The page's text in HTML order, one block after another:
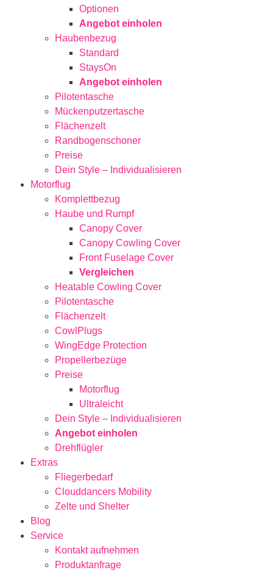
Optionen
Angebot einholen
Haubenbezug
Standard
StaysOn
Angebot einholen
Pilotentasche
Mückenputzertasche
Flächenzelt
Randbogenschoner
Preise
Dein Style – Individualisieren
Motorflug
Komplettbezug
Haube und Rumpf
Canopy Cover
Canopy Cowling Cover
Front Fuselage Cover
Vergleichen
Heatable Cowling Cover
Pilotentasche
Flächenzelt
CowlPlugs
WingEdge Protection
Propellerbezüge
Preise
Motorflug
Ultraleicht
Dein Style – Individualisieren
Angebot einholen
Drehflügler
Extras
Fliegerbedarf
Clouddancers Mobility
Zelte und Shelter
Blog
Service
Kontakt aufnehmen
Produktanfrage